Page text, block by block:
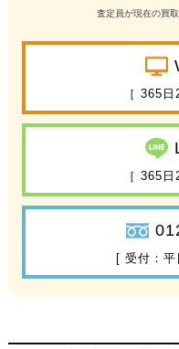
査定員が現在の買
［ 365
［ 365
[ 受付：